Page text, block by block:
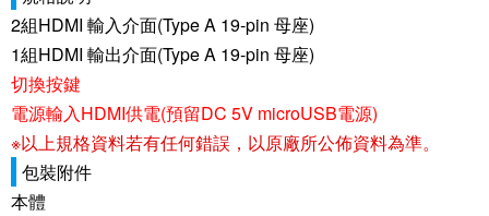
2組HDMI 輸入介面(Type A 19-pin 母座)
1組HDMI 輸出介面(Type A 19-pin 母座)
切換按鍵
電源輸入HDMI供電(預留DC 5V microUSB電源)
※以上規格資料若有任何錯誤，以原廠所公佈資料為準。
包裝附件
本體